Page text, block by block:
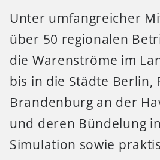
Unter umfangreicher
über 50 regionalen
die Warenströme im
bis in die Städte Berlin,
Brandenburg an der
und deren Bündelung
Simulation sowie